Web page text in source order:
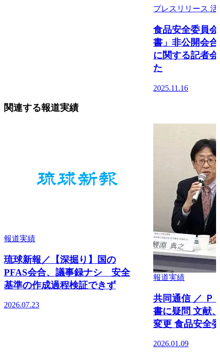
プレスリリース活
食品安全委員
書」非公開会
に関する記者
た
2025.11.16
関連する報道実績
報道実績
琉球新報／【深掘り】国の
PFAS会合、議事録ナシ 安全
基準の作成過程検証できず
2026.07.23
報道実績
共同通信 ／ Ｐ
書に疑問 文献
変更 食品安全
2026.01.09